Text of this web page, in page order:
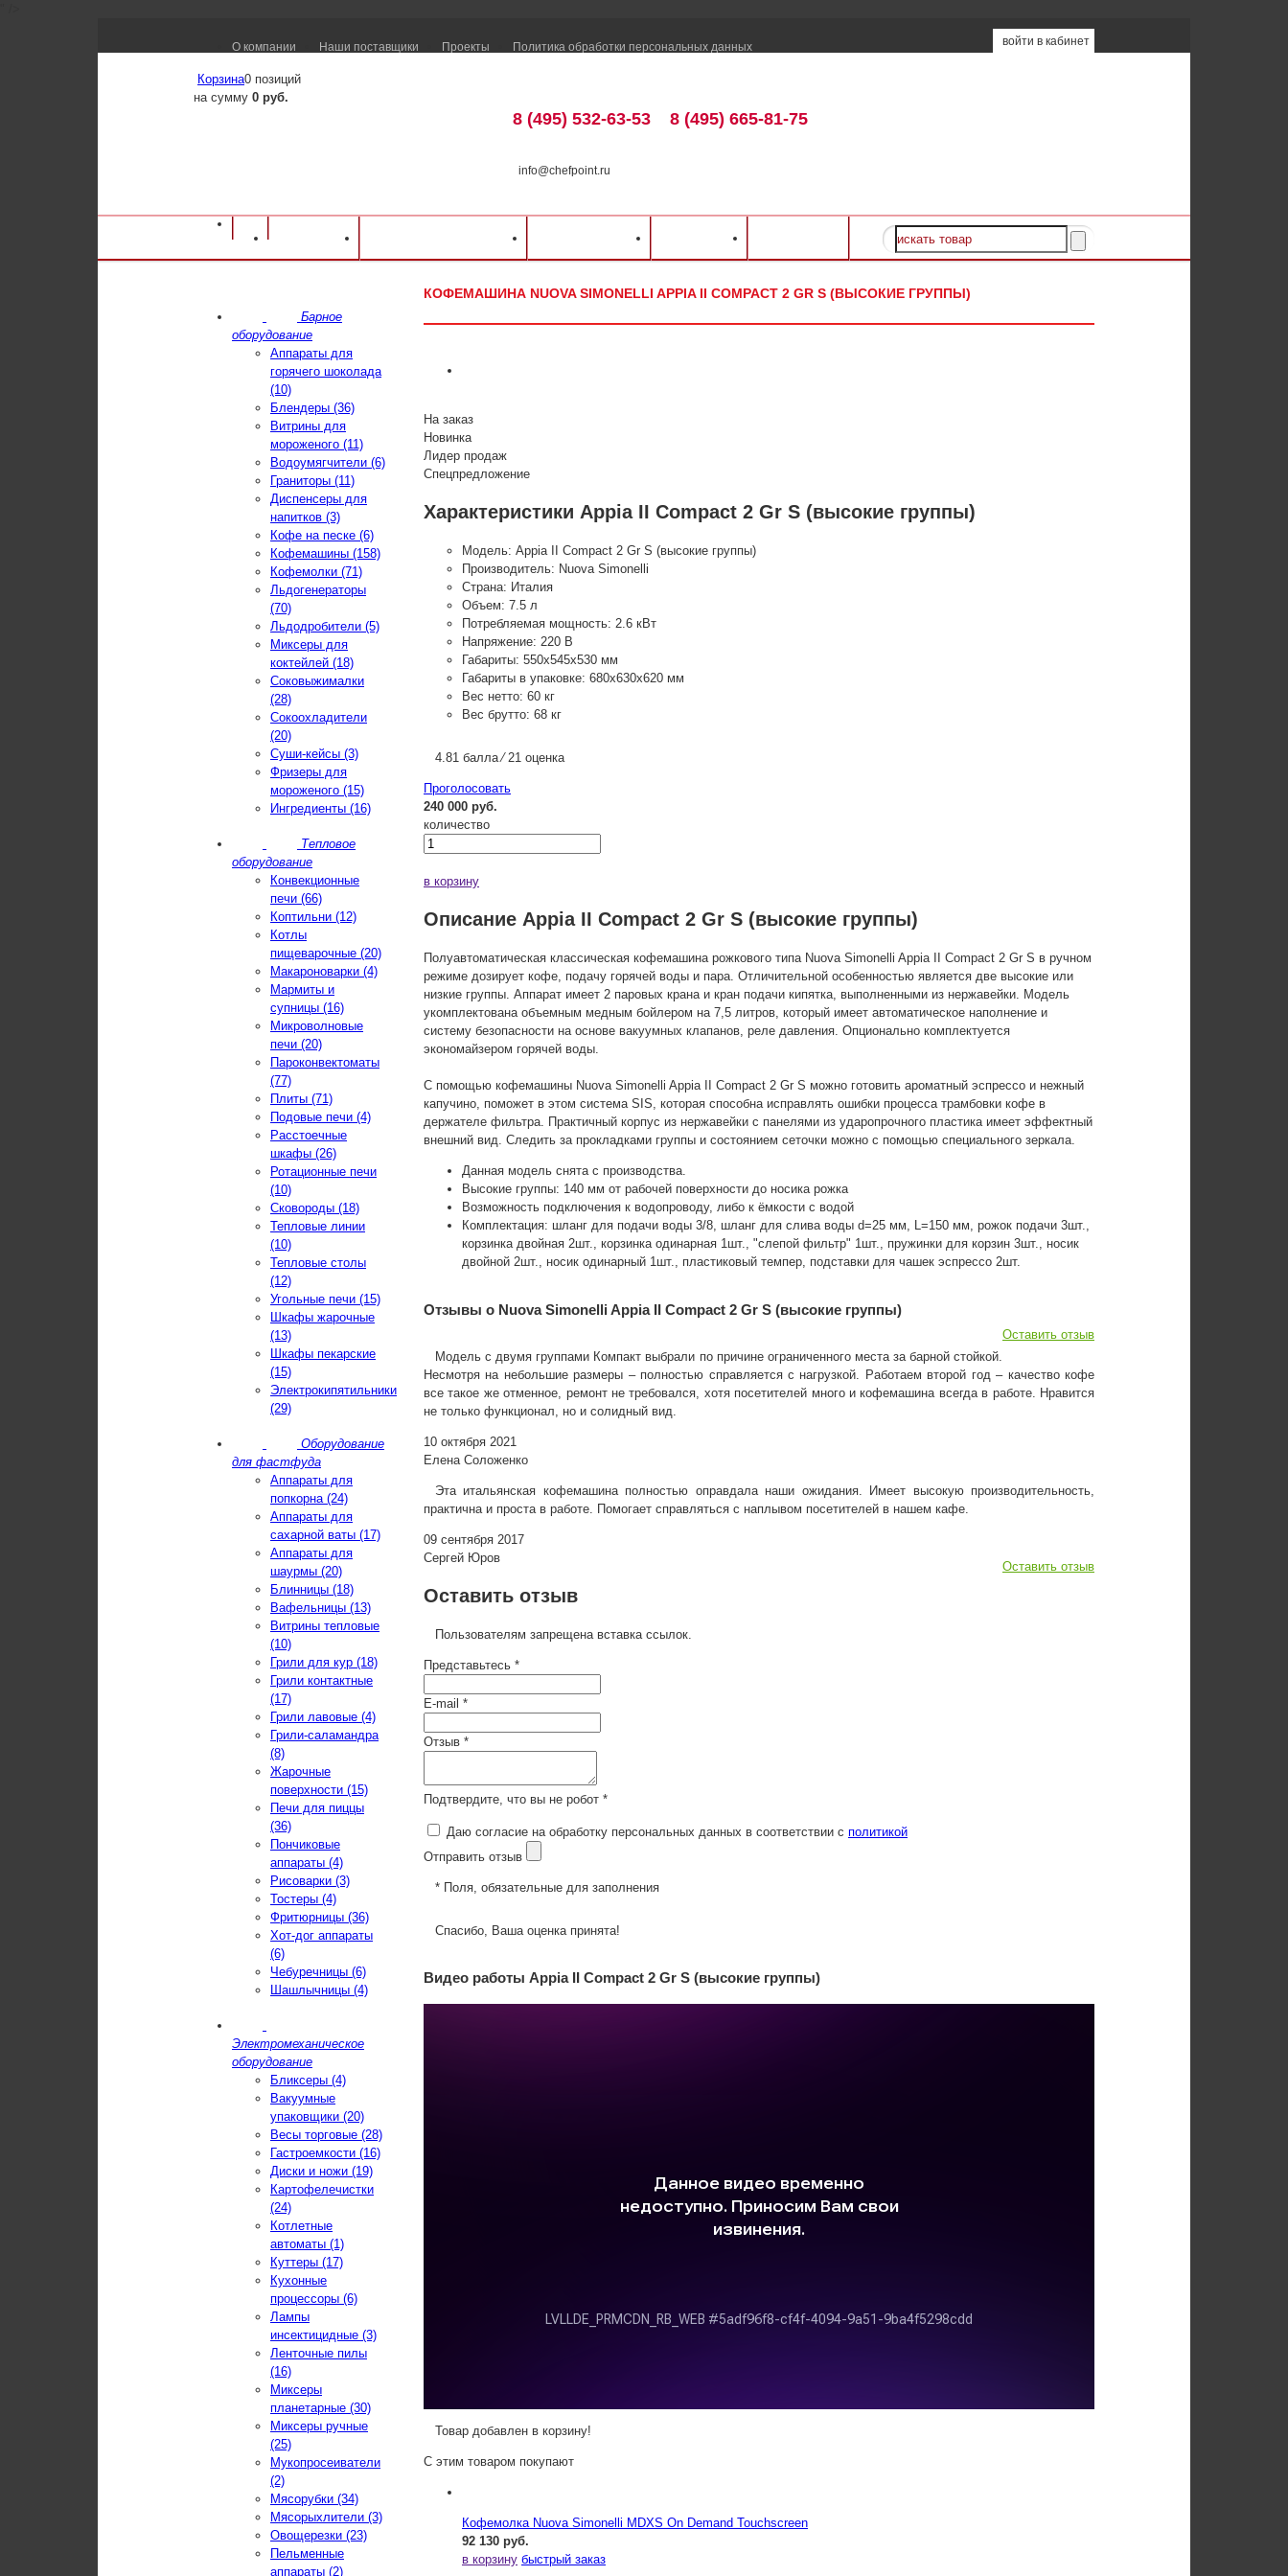
войти в кабинет
О компании Наши поставщики Проекты Политика обработки персональных данных
Корзина0 позиций
на сумму 0 руб.
8 (495) 532-63-53
info@chefpoint.ru
8 (495) 665-81-75
Оборудование для ресторанов и кафе
КОФЕМАШИНА NUOVA SIMONELLI APPIA II COMPACT 2 GR S (ВЫСОКИЕ ГРУППЫ)
На заказ
Новинка
Лидер продаж
Спецпредложение
Характеристики Appia II Compact 2 Gr S (высокие группы)
Модель: Appia II Compact 2 Gr S (высокие группы)
Производитель: Nuova Simonelli
Страна: Италия
Объем: 7.5 л
Потребляемая мощность: 2.6 кВт
Напряжение: 220 В
Габариты: 550x545x530 мм
Габариты в упаковке: 680х630х620 мм
Вес нетто: 60 кг
Вес брутто: 68 кг
4.81 балла ⁄ 21 оценка
Проголосовать
240 000 руб.
количество
в корзину
Описание Appia II Compact 2 Gr S (высокие группы)
Полуавтоматическая классическая кофемашина рожкового типа Nuova Simonelli Appia II Compact 2 Gr S в ручном
режиме дозирует кофе, подачу горячей воды и пара. Отличительной особенностью является две высокие или
низкие группы. Аппарат имеет 2 паровых крана и кран подачи кипятка, выполненными из нержавейки. Модель
укомплектована объемным медным бойлером на 7,5 литров, который имеет автоматическое наполнение и
систему безопасности на основе вакуумных клапанов, реле давления. Опционально комплектуется
экономайзером горячей воды.
С помощью кофемашины Nuova Simonelli Appia II Compact 2 Gr S можно готовить ароматный эспрессо и нежный
капучино, поможет в этом система SIS, которая способна исправлять ошибки процесса трамбовки кофе в
держателе фильтра. Практичный корпус из нержавейки с панелями из ударопрочного пластика имеет эффектный
внешний вид. Следить за прокладками группы и состоянием сеточки можно с помощью специального зеркала.
Данная модель снята с производства.
Высокие группы: 140 мм от рабочей поверхности до носика рожка
Возможность подключения к водопроводу, либо к ёмкости с водой
Комплектация: шланг для подачи воды 3/8, шланг для слива воды d=25 мм, L=150 мм, рожок подачи 3шт.,
корзинка двойная 2шт., корзинка одинарная 1шт., "слепой фильтр" 1шт., пружинки для корзин 3шт., носик
двойной 2шт., носик одинарный 1шт., пластиковый темпер, подставки для чашек эспрессо 2шт.
Отзывы о Nuova Simonelli Appia II Compact 2 Gr S (высокие группы)
Оставить отзыв
Модель с двумя группами Компакт выбрали по причине ограниченного места за барной стойкой.
Несмотря на небольшие размеры – полностью справляется с нагрузкой. Работаем второй год – качество кофе
все такое же отменное, ремонт не требовался, хотя посетителей много и кофемашина всегда в работе. Нравится
не только функционал, но и солидный вид.
10 октября 2021
Елена Соложенко
Эта итальянская кофемашина полностью оправдала наши ожидания. Имеет высокую производительность,
практична и проста в работе. Помогает справляться с наплывом посетителей в нашем кафе.
09 сентября 2017
Сергей Юров
Оставить отзыв
Оставить отзыв
Пользователям запрещена вставка ссылок.
Представьтесь *
E-mail *
Отзыв *
Подтвердите, что вы не робот *
Даю согласие на обработку персональных данных в соответствии с политикой
Отправить отзыв
* Поля, обязательные для заполнения
Спасибо, Ваша оценка принята!
Видео работы Appia II Compact 2 Gr S (высокие группы)
Товар добавлен в корзину!
С этим товаром покупают
Кофемолка Nuova Simonelli MDXS On Demand Touchscreen
92 130 руб.
в корзину быстрый заказ
Барное
оборудование
Аппараты для
горячего шоколада
(10)
Блендеры (36)
Витрины для
мороженого (11)
Водоумягчители (6)
Граниторы (11)
Диспенсеры для
напитков (3)
Кофе на песке (6)
Кофемашины (158)
Кофемолки (71)
Льдогенераторы
(70)
Льдодробители (5)
Миксеры для
коктейлей (18)
Соковыжималки
(28)
Сокоохладители
(20)
Суши-кейсы (3)
Фризеры для
мороженого (15)
Ингредиенты (16)
Тепловое
оборудование
Конвекционные
печи (66)
Коптильни (12)
Котлы
пищеварочные (20)
Макароноварки (4)
Мармиты и
супницы (16)
Микроволновые
печи (20)
Пароконвектоматы
(77)
Плиты (71)
Подовые печи (4)
Расстоечные
шкафы (26)
Ротационные печи
(10)
Сковороды (18)
Тепловые линии
(10)
Тепловые столы
(12)
Угольные печи (15)
Шкафы жарочные
(13)
Шкафы пекарские
(15)
Электрокипятильники
(29)
Оборудование
для фастфуда
Аппараты для
попкорна (24)
Аппараты для
сахарной ваты (17)
Аппараты для
шаурмы (20)
Блинницы (18)
Вафельницы (13)
Витрины тепловые
(10)
Грили для кур (18)
Грили контактные
(17)
Грили лавовые (4)
Грили-саламандра
(8)
Жарочные
поверхности (15)
Печи для пиццы
(36)
Пончиковые
аппараты (4)
Рисоварки (3)
Тостеры (4)
Фритюрницы (36)
Хот-дог аппараты
(6)
Чебуречницы (6)
Шашлычницы (4)
Электромеханическое
оборудование
Бликсеры (4)
Вакуумные
упаковщики (20)
Весы торговые (28)
Гастроемкости (16)
Диски и ножи (19)
Картофелечистки
(24)
Котлетные
автоматы (1)
Куттеры (17)
Кухонные
процессоры (6)
Лампы
инсектицидные (3)
Ленточные пилы
(16)
Миксеры
планетарные (30)
Миксеры ручные
(25)
Мукопросеиватели
(2)
Мясорубки (34)
Мясорыхлители (3)
Овощерезки (23)
Пельменные
аппараты (2)